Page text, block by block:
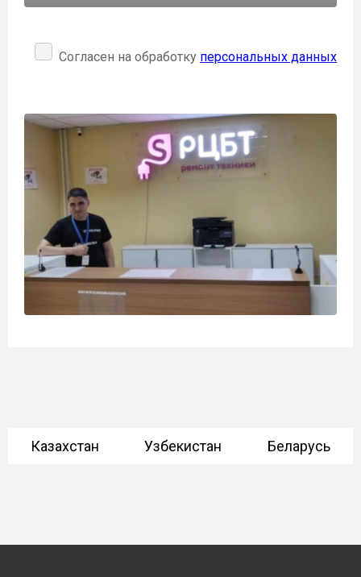
Согласен на обработку персональных данных
Казахстан Узбекистан Беларусь